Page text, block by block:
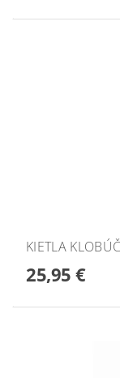
KIETLA
25,95 €